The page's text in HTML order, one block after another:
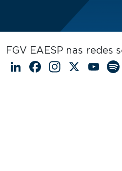
FGV EAESP nas redes
LinkedIn
Facebook
X